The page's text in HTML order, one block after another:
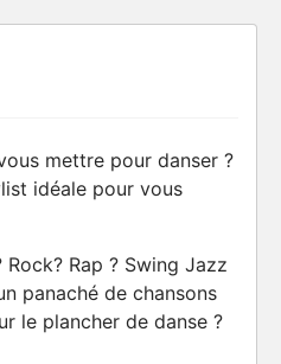
mettre pour danser ?
idéale pour vous
Rap ? Swing Jazz
panaché de chansons
le plancher de danse ?